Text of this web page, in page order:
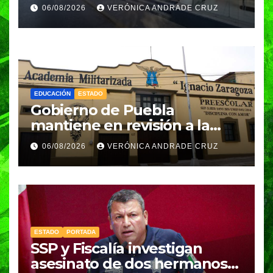
06/08/2026 VERÓNICA ANDRADE CRUZ
EDUCACIÓN ESTADO
Gobierno de Puebla
mantiene en revisión a la
Academia Militarizada para
seguir operando: Armenta
06/08/2026 VERÓNICA ANDRADE CRUZ
ESTADO PORTADA
SSP y Fiscalía investigan
asesinato de dos hermanos